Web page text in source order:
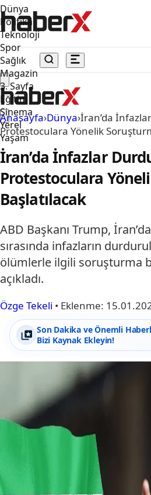
Dünya
Politika
Teknoloji
Spor
Sağlık
Magazin
3. Sayfa
Eğitim
Sinema
Yerel
Yaşam
Anasayfa›Dünya›İran’da
Protestoculara Yönelik
İran’da İnfazlar
Protestoculara
Başlatılacak
ABD Başkanı Trump,
sırasında infazların
ölümlerle ilgili soruşturma
açıkladı.
Özge Tekeli • Eklenme:
Son Dakika ve Önemli
Bizi Kaynak Ekleyin!